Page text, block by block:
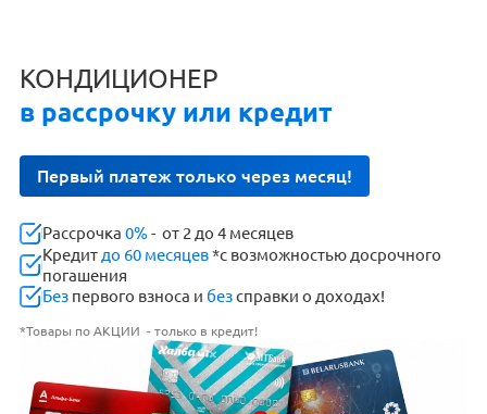
КОНДИЦИОНЕР
в рассрочку или кредит
Первый платеж только через месяц!
Рассрочка0% - от 2 до 4 месяцев
Кредит до 60 месяцев*с возможностью досрочного
погашения
Без первого взноса и безсправки о доходах!
*Товары по АКЦИИ - только в кредит!